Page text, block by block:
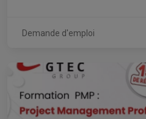
Demande d'emploi